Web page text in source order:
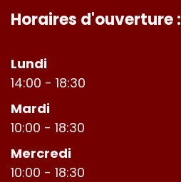
Horaires d'ouverture :
Lundi
14:00 - 18:30
Mardi
10:00 - 18:30
Mercredi
10:00 - 18:30